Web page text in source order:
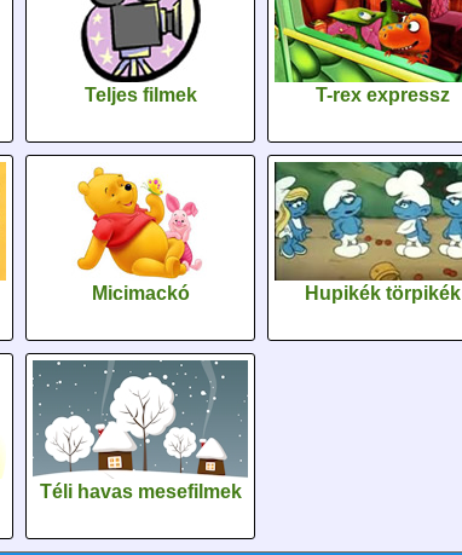
Teljes filmek T-rex expressz
Micimackó Hupikék törpikék
Téli havas mesefilmek